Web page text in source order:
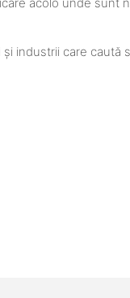
industrii care caută